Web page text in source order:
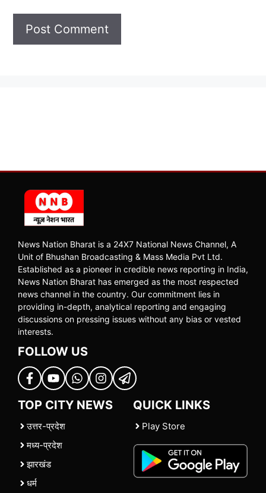
News Nation Bharat is a 24X7 National News Channel, A
Unit of Bhushan Broadcasting & Mass Media Pvt Ltd.
Established as a pioneer in credible news reporting in India,
News Nation Bharat has emerged as the most respected
news channel in the country. Our commitment lies in
providing in-depth, analytical reporting and engaging
discussions on pressing issues without any bias or vested
interests.
FOLLOW US
TOP CITY NEWS
उत्तर-प्रदेश
मध्य-प्रदेश
झारखंड
धर्म
QUICK LINKS
Play Store